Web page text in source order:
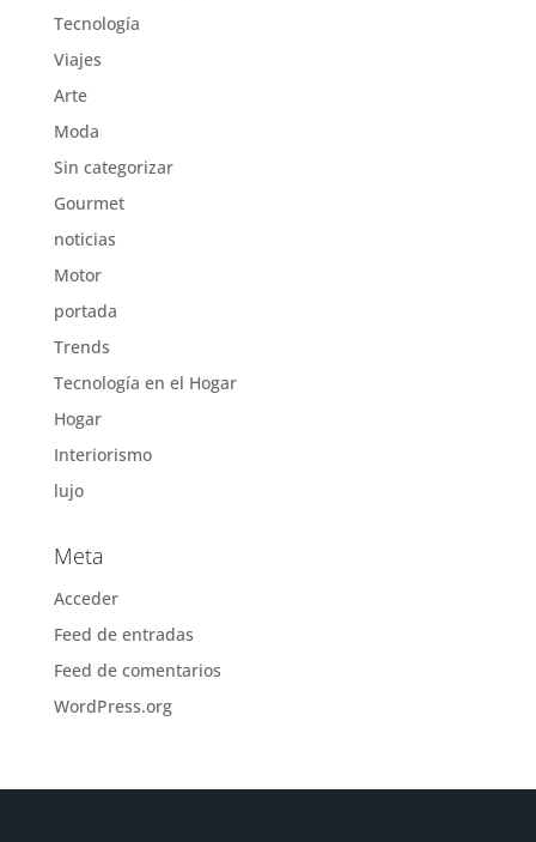
Tecnología
Viajes
Arte
Moda
Sin categorizar
Gourmet
noticias
Motor
portada
Trends
Tecnología en el Hogar
Hogar
Interiorismo
lujo
Meta
Acceder
Feed de entradas
Feed de comentarios
WordPress.org